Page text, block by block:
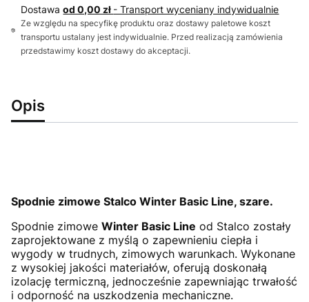
Dostawaod 0,00 zł - Transport wyceniany indywidualnie
Ze względu na specyfikę produktu oraz dostawy paletowe koszt
transportu ustalany jest indywidualnie. Przed realizacją zamówienia
przedstawimy koszt dostawy do akceptacji.
Opis
Spodnie zimowe Stalco Winter Basic Line, szare.
Spodnie zimowe Winter Basic Line od Stalco zostały
zaprojektowane z myślą o zapewnieniu ciepła i
wygody w trudnych, zimowych warunkach. Wykonane
z wysokiej jakości materiałów, oferują doskonałą
izolację termiczną, jednocześnie zapewniając trwałość
i odporność na uszkodzenia mechaniczne.